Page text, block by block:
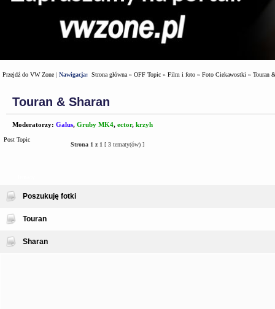
Przejdź do VW Zone | Nawigacja: Strona główna » OFF Topic » Film i foto » Foto Ciekawostki » Touran
Touran & Sharan
Moderatorzy: Galus, Gruby MK4, ector, krzyh
Post Topic
Strona 1 z 1 [ 3 tematy(ów) ]
Poszukuję fotki
Touran
Sharan